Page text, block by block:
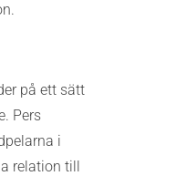
på ett sätt
Pers
i
relation till